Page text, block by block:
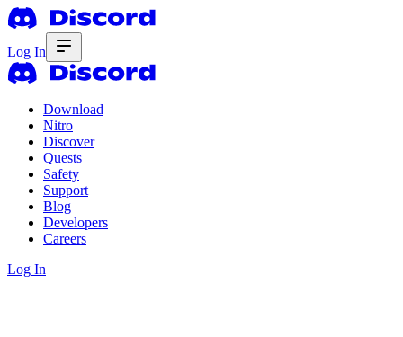
Log In
Download
Nitro
Discover
Quests
Safety
Support
Blog
Developers
Careers
Log In